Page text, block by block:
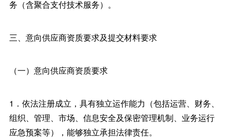
务（含聚合支付技术服务）。
三、意向供应商资质要求及提交材料要求
（一）意向供应商资质要求
1．依法注册成立，具有独立运作能力（包括运营、财务、
组织、管理、市场、信息安全及保密管理机制、业务运行
应急预案等），能够独立承担法律责任。